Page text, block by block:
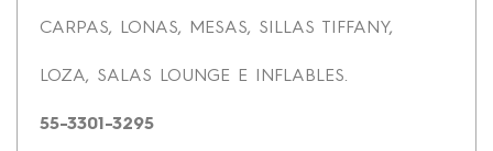
CARPAS, LONAS, MESAS, SILLAS TIFFANY,
LOZA, SALAS LOUNGE E INFLABLES.
55-3301-3295